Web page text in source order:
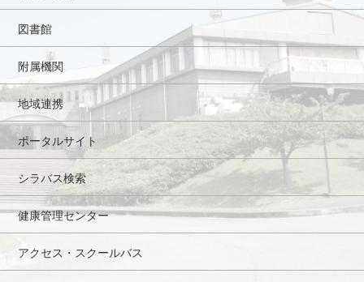
図書館
附属機関
地域連携
ポータルサイト
シラバス検索
健康管理センター
アクセス・スクールバス